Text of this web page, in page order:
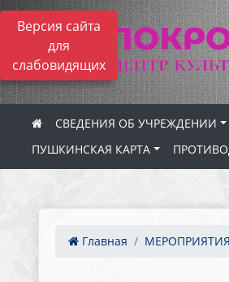
Версия сайта
для
слабовидящих
СВЕДЕНИЯ ОБ УЧРЕЖДЕНИИ
ПУШКИНСКАЯ КАРТА
Главная МЕРОПРИЯТИЯ